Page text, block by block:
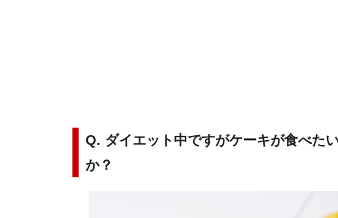
Q. ダイエット中ですがケーキが食べた
か？